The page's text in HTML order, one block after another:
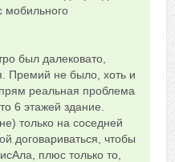
мобильного
был далековато,
Премий не было, хоть и
реальная проблема
6 этажей здание.
только на соседней
договариваться, чтобы
плюс только то,